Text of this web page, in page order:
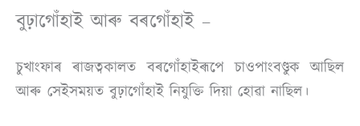
বুঢ়াগোঁহাই আৰু বৰগোঁহাই –
চুখাংফাৰ ৰাজত্বকালত বৰগোঁহাইৰূপে চাওপাংবণ্ডুক আছিল
আৰু সেইসময়ত বুঢ়াগোঁহাই নিযুক্তি দিয়া হোৱা নাছিল।